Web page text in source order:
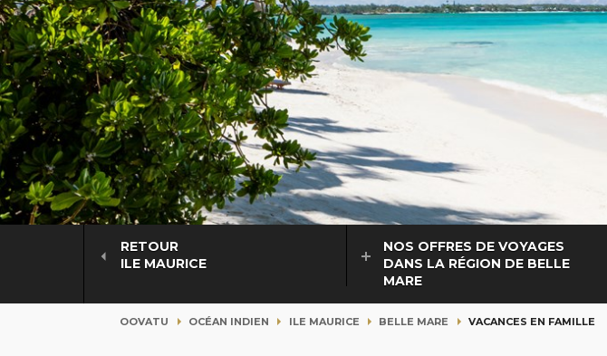
RETOUR
ILE MAURICE
NOS OFFRES DE VOYAGES
DANS LA RÉGION DE BELLE
MARE
OOVATU OCÉAN INDIEN ILE MAURICE BELLE MARE VACANCES EN FAMILLE